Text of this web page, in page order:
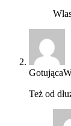
Też od